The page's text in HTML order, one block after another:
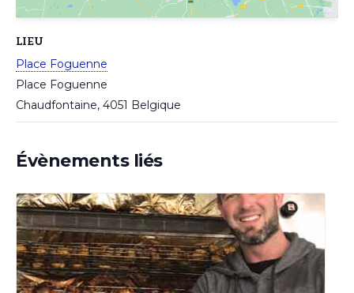
LIEU
Place Foguenne
Place Foguenne
Chaudfontaine, 4051 Belgique
Évènements liés